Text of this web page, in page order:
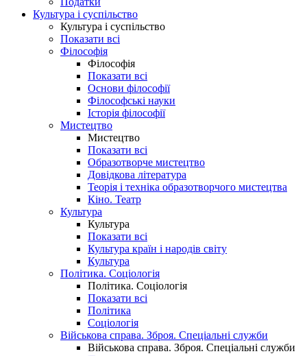
Культура і суспільство
Культура і суспільство
Показати всі
Філософія
Філософія
Показати всі
Основи філософії
Філософські науки
Історія філософії
Мистецтво
Мистецтво
Показати всі
Образотворче мистецтво
Довідкова література
Теорія і техніка образотворчого мистецтва
Кіно. Театр
Культура
Культура
Показати всі
Культура країн і народів світу
Культура
Політика. Соціологія
Політика. Соціологія
Показати всі
Політика
Соціологія
Військова справа. Зброя. Спеціальні служби
Військова справа. Зброя. Спеціальні служби